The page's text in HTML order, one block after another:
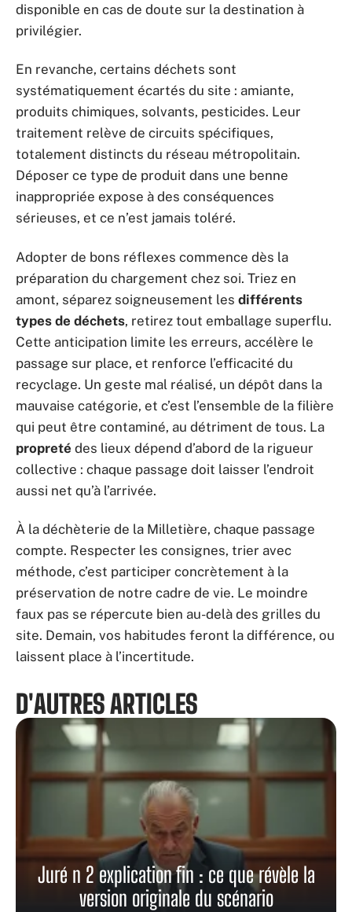
disponible en cas de doute sur la destination à
privilégier.
En revanche, certains déchets sont
systématiquement écartés du site : amiante,
produits chimiques, solvants, pesticides. Leur
traitement relève de circuits spécifiques,
totalement distincts du réseau métropolitain.
Déposer ce type de produit dans une benne
inappropriée expose à des conséquences
sérieuses, et ce n’est jamais toléré.
Adopter de bons réflexes commence dès la
préparation du chargement chez soi. Triez en
amont, séparez soigneusement les différents
types de déchets, retirez tout emballage superflu.
Cette anticipation limite les erreurs, accélère le
passage sur place, et renforce l’efficacité du
recyclage. Un geste mal réalisé, un dépôt dans la
mauvaise catégorie, et c’est l’ensemble de la filière
qui peut être contaminé, au détriment de tous. La
propreté des lieux dépend d’abord de la rigueur
collective : chaque passage doit laisser l’endroit
aussi net qu’à l’arrivée.
À la déchèterie de la Milletière, chaque passage
compte. Respecter les consignes, trier avec
méthode, c’est participer concrètement à la
préservation de notre cadre de vie. Le moindre
faux pas se répercute bien au-delà des grilles du
site. Demain, vos habitudes feront la différence, ou
laissent place à l’incertitude.
D'AUTRES ARTICLES
Juré n 2 explication fin : ce que révèle la
version originale du scénario